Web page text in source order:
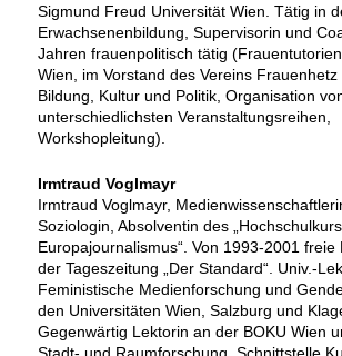
Sigmund Freud Universität Wien. Tätig in
Erwachsenenbildung, Supervisorin und
Jahren frauenpolitisch tätig
Wien, im Vorstand des Vereins
Bildung, Kultur und Politik, Organisation
unterschiedlichsten Veranstaltungsreihen,
Workshopleitung).
Irmtraud Voglmayr
Irmtraud Voglmayr,
Soziologin, Absolventin des
Europajournalismus“. Von 1993-2001
der Tageszeitung „Der Standard“. Univ.-
Feministische Medienforschung und
den Universitäten Wien, Salzburg und
Gegenwärtig Lektorin an der BOKU Wien